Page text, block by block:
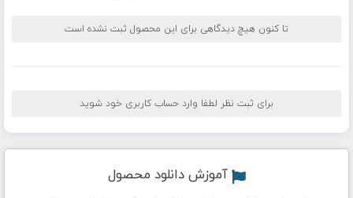
تا کنون هیچ دیدگاهی برای این محصول ثبت نشده است
برای ثبت نظر لطفا وارد حساب کاربری خود شوید
آموزش دانلود محصول